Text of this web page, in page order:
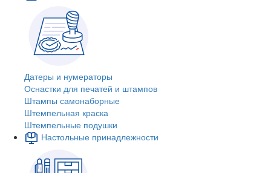
Датеры и нумераторы
Оснастки для печатей и штампов
Штампы самонаборные
Штемпельная краска
Штемпельные подушки
Настольные принадлежности